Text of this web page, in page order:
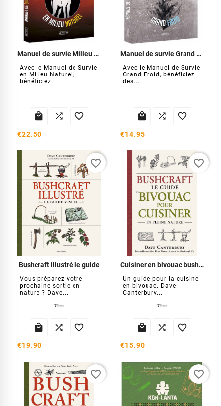
Manuel de survie Milieu Naturel
Avec le Manuel de Survie
en Milieu Naturel,
bénéficiez...
  
€22.50
Manuel de survie Grand Froid
Avec le Manuel de Survie
Grand Froid, bénéficiez
des...
  
€14.95
Bushcraft illustré le guide
Vous préparez votre
prochaine sortie en
nature ? Dave...
  
€19.90
favorite_border
Cuisiner en bivouac bushcraft
Un guide pour la cuisine
en bivouac. Dave
Canterbury...
  
€15.90
favorite_border
favorite_border favorite_border